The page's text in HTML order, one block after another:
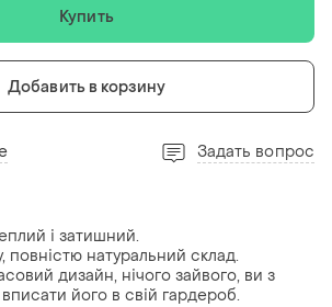
Купить
Добавить в корзину
Задать вопрос
і затишний.
повністю натуральний склад.
дизайн, нічого зайвого, ви з
його в свій гардероб.